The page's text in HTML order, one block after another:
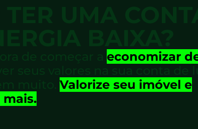
TER UMA
BAIXA?
de começar a economizar
seus valores na sua conta de
muito. Valorize seu imóvel e
mais.